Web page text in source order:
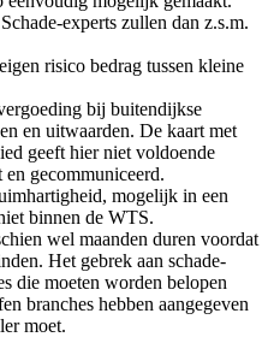
experts zullen dan z.s.m.
risico bedrag tussen kleine
bij buitendijkse
en uitwaarden. De kaart met
geeft hier niet voldoende
gecommuniceerd.
mogelijk in een
binnen de WTS.
wel maanden duren voordat
Het gebrek aan schade-
die moeten worden belopen
branches hebben aangegeven
moet.